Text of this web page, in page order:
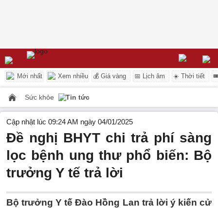
Mới nhất Xem nhiều 💰 Giá vàng 📅 Lịch âm ☀️ Thời tiết
Sức khỏe Tin tức
Cập nhật lúc 09:24 AM ngày 04/01/2025
Đề nghị BHYT chi trả phí sàng
lọc bệnh ung thư phổ biến: Bộ
trưởng Y tế trả lời
Bộ trưởng Y tế Đào Hồng Lan trả lời ý kiến cử